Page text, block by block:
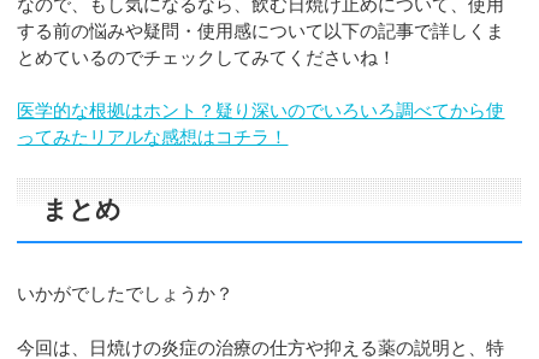
する前の悩みや疑問・使用感について以下の記事で詳しくま
とめているのでチェックしてみてくださいね！
医学的な根拠はホント？疑り深いのでいろいろ調べてから使
ってみたリアルな感想はコチラ！
まとめ
いかがでしたでしょうか？
今回は、日焼けの炎症の治療の仕方や抑える薬の説明と、特